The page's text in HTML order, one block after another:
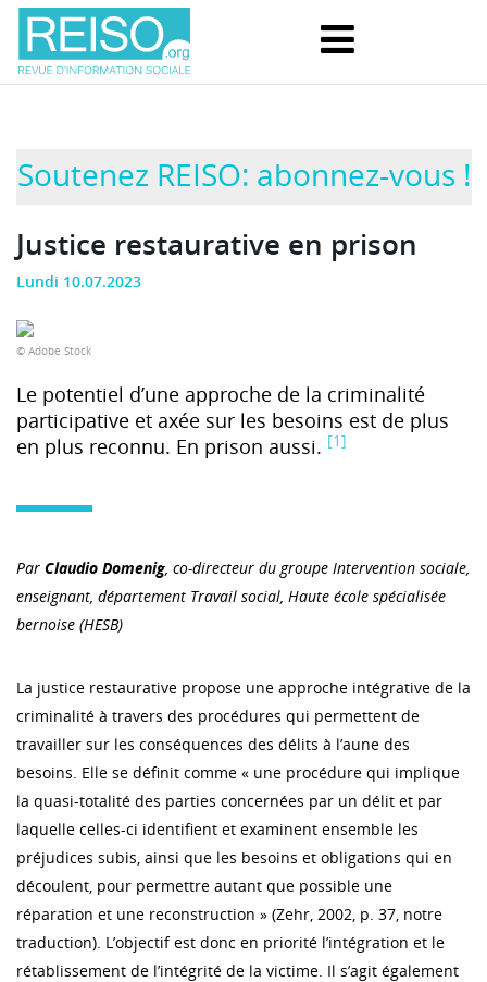
Soutenez REISO: abonnez-vous !
Justice restaurative en prison
Lundi 10.07.2023
© Adobe Stock
Le potentiel d’une approche de la criminalité
participative et axée sur les besoins est de plus
en plus reconnu. En prison aussi. [1]
Par Claudio Domenig, co-directeur du groupe Intervention sociale,
enseignant, département Travail social, Haute école spécialisée
bernoise (HESB)
La justice restaurative propose une approche intégrative de la
criminalité à travers des procédures qui permettent de
travailler sur les conséquences des délits à l’aune des
besoins. Elle se définit comme « une procédure qui implique
la quasi-totalité des parties concernées par un délit et par
laquelle celles-ci identifient et examinent ensemble les
préjudices subis, ainsi que les besoins et obligations qui en
découlent, pour permettre autant que possible une
réparation et une reconstruction » (Zehr, 2002, p. 37, notre
traduction). L’objectif est donc en priorité l’intégration et le
rétablissement de l’intégrité de la victime. Il s’agit également